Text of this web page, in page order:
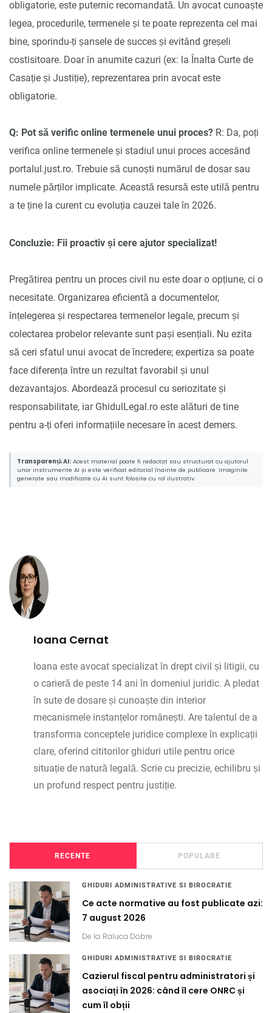
obligatorie, este puternic recomandată. Un avocat cunoaște
legea, procedurile, termenele și te poate reprezenta cel mai
bine, sporindu-ți șansele de succes și evitând greșeli
costisitoare. Doar în anumite cazuri (ex: la Înalta Curte de
Casație și Justiție), reprezentarea prin avocat este
obligatorie.
Q: Pot să verific online termenele unui proces? R: Da, poți
verifica online termenele și stadiul unui proces accesând
portalul.just.ro. Trebuie să cunoști numărul de dosar sau
numele părților implicate. Această resursă este utilă pentru
a te ține la curent cu evoluția cauzei tale în 2026.
Concluzie: Fii proactiv și cere ajutor specializat!
Pregătirea pentru un proces civil nu este doar o opțiune, ci o
necesitate. Organizarea eficientă a documentelor,
înțelegerea și respectarea termenelor legale, precum și
colectarea probelor relevante sunt pași esențiali. Nu ezita
să ceri sfatul unui avocat de încredere; expertiza sa poate
face diferența între un rezultat favorabil și unul
dezavantajos. Abordează procesul cu seriozitate și
responsabilitate, iar GhidulLegal.ro este alături de tine
pentru a-ți oferi informațiile necesare în acest demers.
Transparență AI: Acest material poate fi redactat sau structurat cu ajutorul
unor instrumente AI și este verificat editorial înainte de publicare. Imaginile
generate sau modificate cu AI sunt folosite cu rol ilustrativ.
Ioana Cernat
Ioana este avocat specializat în drept civil și litigii, cu
o carieră de peste 14 ani în domeniul juridic. A pledat
în sute de dosare și cunoaște din interior
mecanismele instanțelor românești. Are talentul de a
transforma conceptele juridice complexe în explicații
clare, oferind cititorilor ghiduri utile pentru orice
situație de natură legală. Scrie cu precizie, echilibru și
un profund respect pentru justiție.
RECENTE POPULARE
GHIDURI ADMINISTRATIVE SI BIROCRATIE
Ce acte normative au fost publicate azi:
7 august 2026
De la Raluca Dobre
GHIDURI ADMINISTRATIVE SI BIROCRATIE
Cazierul fiscal pentru administratori și
asociați în 2026: când îl cere ONRC și
cum îl obții